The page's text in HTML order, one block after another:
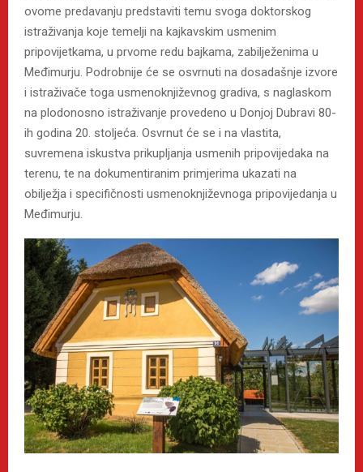
ovome predavanju predstaviti temu svoga doktorskog
istraživanja koje temelji na kajkavskim usmenim
pripovijetkama, u prvome redu bajkama, zabilježenima u
Međimurju. Podrobnije će se osvrnuti na dosadašnje izvore
i istraživače toga usmenoknjiževnog gradiva, s naglaskom
na plodonosno istraživanje provedeno u Donjoj Dubravi 80-
ih godina 20. stoljeća. Osvrnut će se i na vlastita,
suvremena iskustva prikupljanja usmenih pripovijedaka na
terenu, te na dokumentiranim primjerima ukazati na
obilježja i specifičnosti usmenoknjiževnoga pripovijedanja u
Međimurju.